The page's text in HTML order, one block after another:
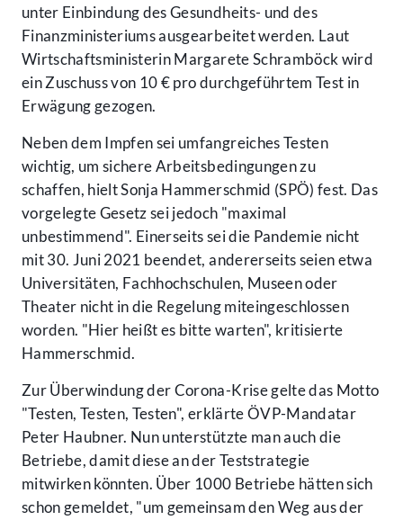
unter Einbindung des Gesundheits- und des
Finanzministeriums ausgearbeitet werden. Laut
Wirtschaftsministerin Margarete Schramböck wird
ein Zuschuss von 10 € pro durchgeführtem Test in
Erwägung gezogen.
Neben dem Impfen sei umfangreiches Testen
wichtig, um sichere Arbeitsbedingungen zu
schaffen, hielt Sonja Hammerschmid (SPÖ) fest. Das
vorgelegte Gesetz sei jedoch "maximal
unbestimmend". Einerseits sei die Pandemie nicht
mit 30. Juni 2021 beendet, andererseits seien etwa
Universitäten, Fachhochschulen, Museen oder
Theater nicht in die Regelung miteingeschlossen
worden. "Hier heißt es bitte warten", kritisierte
Hammerschmid.
Zur Überwindung der Corona-Krise gelte das Motto
"Testen, Testen, Testen", erklärte ÖVP-Mandatar
Peter Haubner. Nun unterstützte man auch die
Betriebe, damit diese an der Teststrategie
mitwirken könnten. Über 1000 Betriebe hätten sich
schon gemeldet, "um gemeinsam den Weg aus der